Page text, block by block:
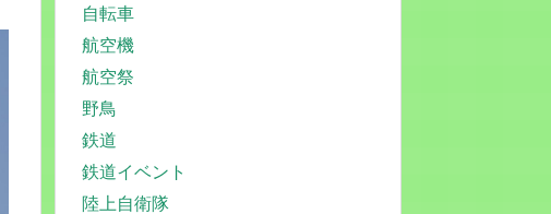
自転車
航空機
航空祭
野鳥
鉄道
鉄道イベント
陸上自衛隊